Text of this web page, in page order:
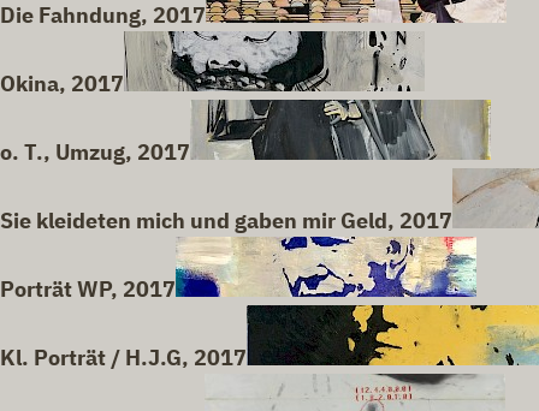
Die Fahndung, 2017
Okina, 2017
o. T., Umzug, 2017
Sie kleideten mich und gaben mir Geld, 2017
Porträt WP, 2017
Kl. Porträt / H.J.G, 2017